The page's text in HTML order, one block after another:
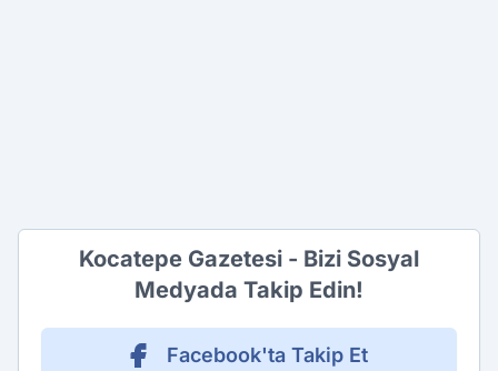
Kocatepe Gazetesi - Bizi Sosyal
Medyada Takip Edin!
Facebook'ta Takip Et